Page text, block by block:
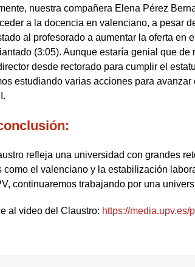
nuestra compañera Elena Pérez
a la docencia en valenciano, a pesar
al profesorado a aumentar la oferta en
(3:05). Aunque estaría genial que
desde rectorado para cumplir el
estudiando varias acciones para
refleja una universidad con grandes
como el valenciano y la estabilización
continuaremos trabajando por una
al video del Claustro: https://